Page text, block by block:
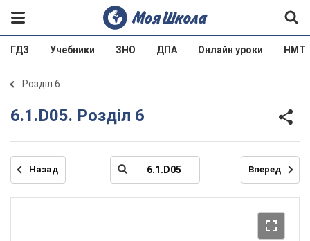
ГДЗ Учебники ЗНО ДПА Онлайн уроки НМТ
Розділ 6
6.1.D05. Розділ 6
Назад Вперед